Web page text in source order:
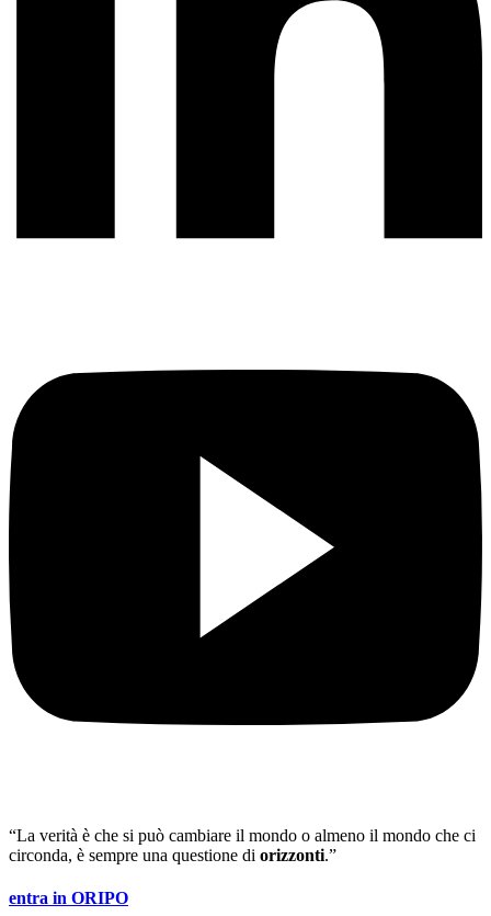
“La verità è che si può cambiare il mondo o almeno il mondo che ci
circonda, è sempre una questione di orizzonti.”
entra in ORIPO